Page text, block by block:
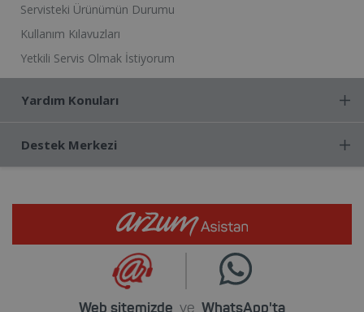
Servisteki Ürünümün Durumu
Kullanım Kılavuzları
Yetkili Servis Olmak İstiyorum
Yardım Konuları
Destek Merkezi
Web sitemizde ve WhatsApp'ta